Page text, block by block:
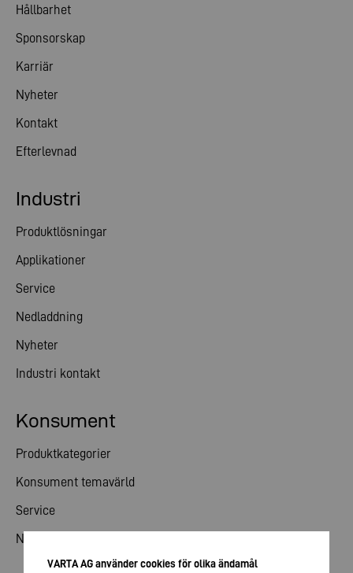
Hållbarhet
Sponsorskap
Karriär
Nyheter
Kontakt
Efterlevnad
Konsument
Produktkategorier
Konsument temavärld
Service
Nyheter
Industri
Produktlösningar
Applikationer
Service
Nedladdning
Nyheter
Industri kontakt
VARTA AG använder cookies för olika ändamål